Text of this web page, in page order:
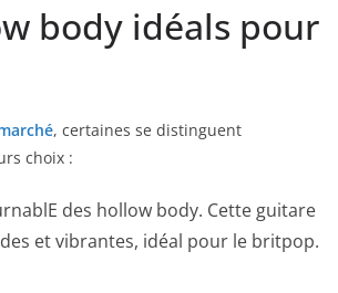
body idéals pour⁣
, certaines se distinguent
choix :
des ⁤hollow body.⁢ Cette guitare
et vibrantes, idéal pour le britpop.